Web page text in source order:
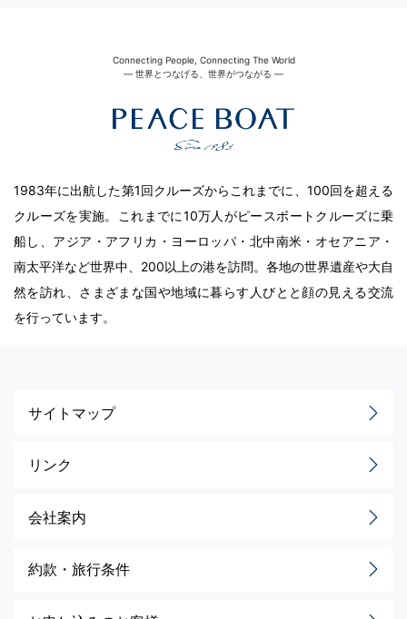
Connecting People, Connecting The World
― 世界とつなげる、世界がつながる ―
1983年に出航した第1回クルーズからこれまでに、100回を超える
クルーズを実施。これまでに10万人がピースボートクルーズに乗
船し、アジア・アフリカ・ヨーロッパ・北中南米・オセアニア・
南太平洋など世界中、200以上の港を訪問。各地の世界遺産や大自
然を訪れ、さまざまな国や地域に暮らす人びとと顔の見える交流
を行っています。
サイトマップ
リンク
会社案内
約款・旅行条件